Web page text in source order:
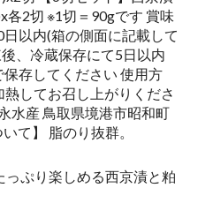
各2切 ※1切＝90gです 賞味
以内(箱の側面に記載して
、冷蔵保存にて5日以内
存してください 使用方
してお召し上がりくださ
水産 鳥取県境港市昭和町
て】 脂のり抜群。
ぷり楽しめる西京漬と粕